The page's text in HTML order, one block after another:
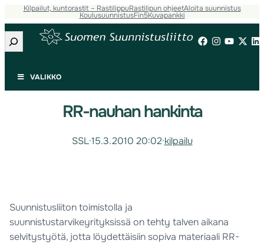
Kilpailut, kuntorastit – RastilippuRastilipun ohjeetAloita suunnistus
KoulusuunnistusFin5Kuvapankki
Etsi
VALIKKO
RR-nauhan hankinta
SSL·15.3.2010 20:02·kilpailu
Suunnistusliiton toimistolla ja
suunnistustarvikeyrityksissä on tehty talven aikana
selvitystyötä, jotta löydettäisiin sopiva materiaali RR-